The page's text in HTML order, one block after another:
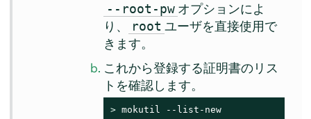
--root-pw オプションによ
り、
root ユーザを直接使用で
きます。
これから登録する証明書のリス
トを確認します。
> mokutil --list-new